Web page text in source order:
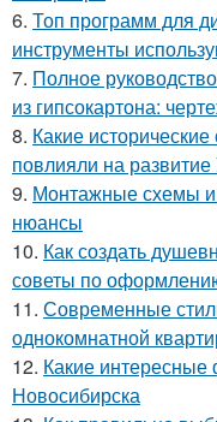
6. Топ программ для
инструменты
7. Полное
из гипсокартона:
8. Какие
повлияли на
9. Монтажные схемы и
нюансы
10. Как создать
советы по
11. Современные
однокомнатной
12. Какие
Новосибирска